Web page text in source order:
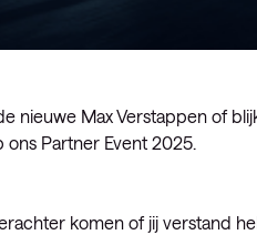
nieuwe Max Verstappen of
ons Partner Event 2025.
komen of jij verstand